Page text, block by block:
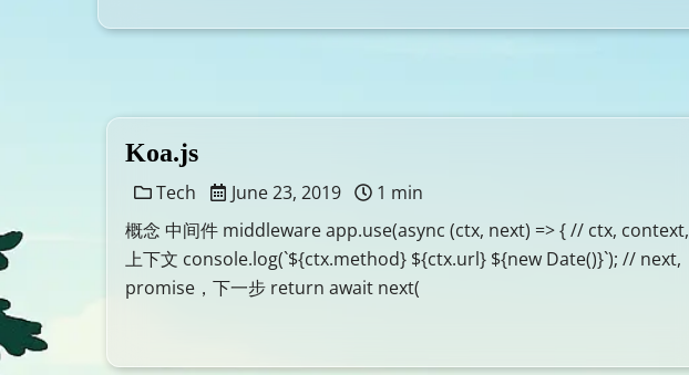
Koa.js
Tech June 23, 2019
1 min
概念 中间件 middleware app.use(async (ctx, next) => { // ctx, context,
上下文 console.log(`${ctx.method} ${ctx.url} ${new Date()}`); // next,
promise，下一步 return await next(